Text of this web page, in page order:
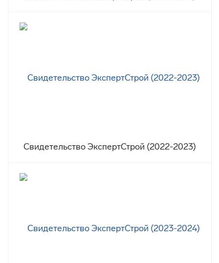
Свидетельство ЭкспертСтрой (2022-2023)